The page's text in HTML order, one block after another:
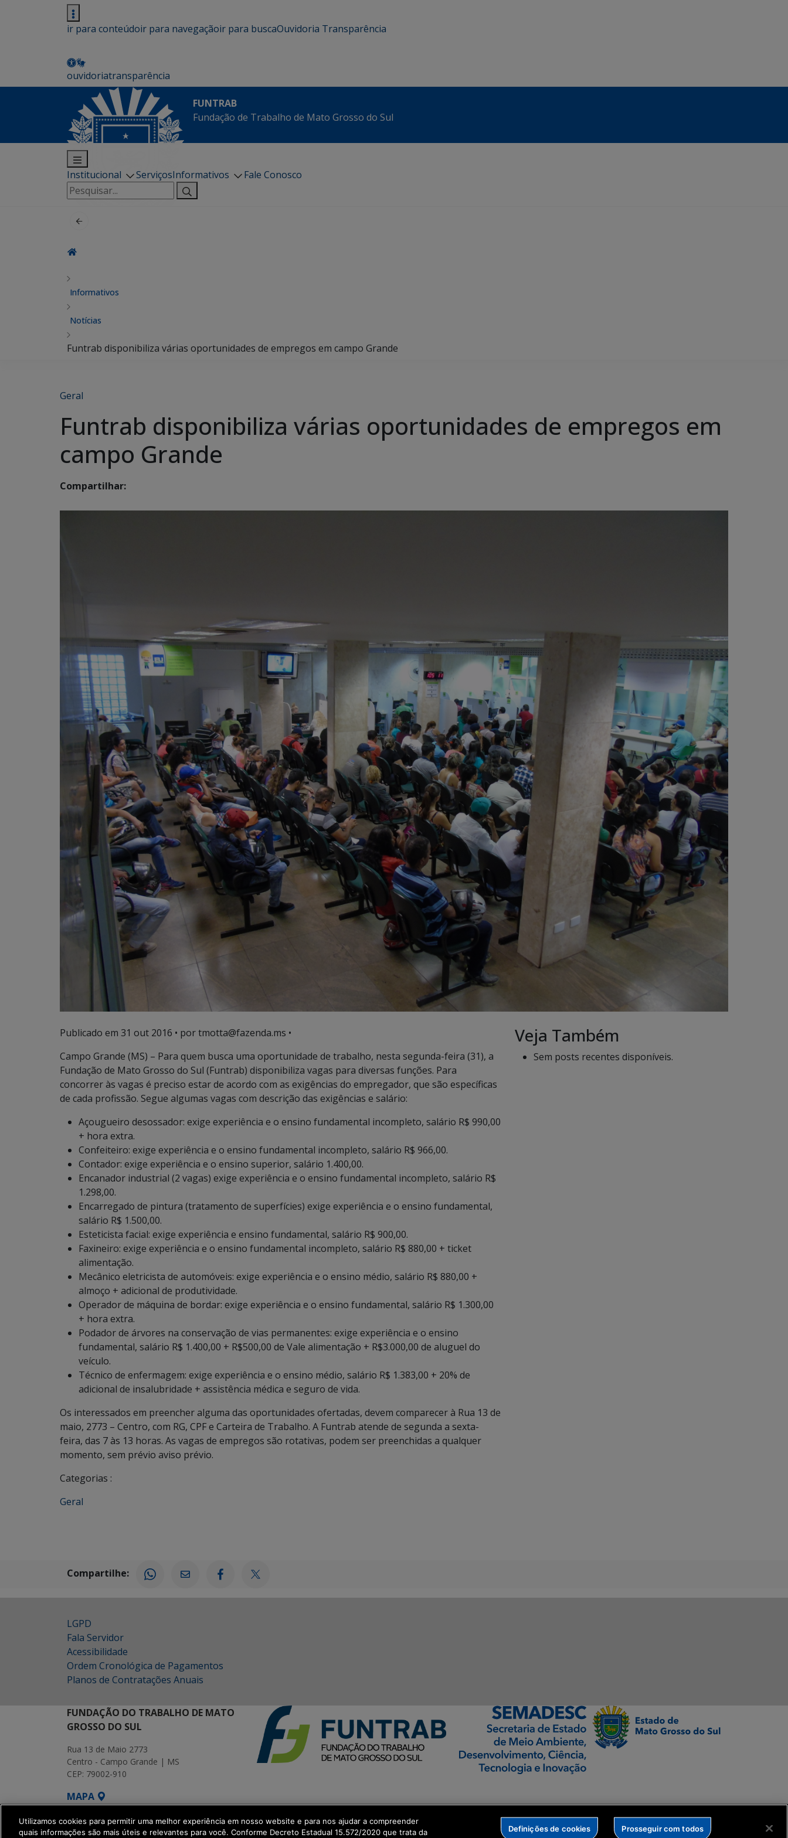
ir para conteúdoir para navegaçãoir para buscaOuvidoria Transparência
ouvidoriatransparência
FUNTRAB
Fundação de Trabalho de Mato Grosso do Sul
Institucional ServiçosInformativos
Fale Conosco
Pesquisar
por:
Informativos
Notícias
Funtrab disponibiliza várias oportunidades de empregos em campo Grande
Geral
Funtrab disponibiliza várias oportunidades de empregos em
campo Grande
Compartilhar:
Publicado em 31 out 2016 • por tmotta@fazenda.ms •
Campo Grande (MS) – Para quem busca uma oportunidade de trabalho, nesta segunda-feira (31), a
Fundação de Mato Grosso do Sul (Funtrab) disponibiliza vagas para diversas funções. Para
concorrer às vagas é preciso estar de acordo com as exigências do empregador, que são específicas
de cada profissão. Segue algumas vagas com descrição das exigências e salário:
Açougueiro desossador: exige experiência e o ensino fundamental incompleto, salário R$ 990,00
+ hora extra.
Confeiteiro: exige experiência e o ensino fundamental incompleto, salário R$ 966,00.
Contador: exige experiência e o ensino superior, salário 1.400,00.
Encanador industrial (2 vagas) exige experiência e o ensino fundamental incompleto, salário R$
1.298,00.
Encarregado de pintura (tratamento de superfícies) exige experiência e o ensino fundamental,
salário R$ 1.500,00.
Esteticista facial: exige experiência e ensino fundamental, salário R$ 900,00.
Faxineiro: exige experiência e o ensino fundamental incompleto, salário R$ 880,00 + ticket
alimentação.
Mecânico eletricista de automóveis: exige experiência e o ensino médio, salário R$ 880,00 +
almoço + adicional de produtividade.
Operador de máquina de bordar: exige experiência e o ensino fundamental, salário R$ 1.300,00
+ hora extra.
Podador de árvores na conservação de vias permanentes: exige experiência e o ensino
fundamental, salário R$ 1.400,00 + R$500,00 de Vale alimentação + R$3.000,00 de aluguel do
veículo.
Técnico de enfermagem: exige experiência e o ensino médio, salário R$ 1.383,00 + 20% de
adicional de insalubridade + assistência médica e seguro de vida.
Os interessados em preencher alguma das oportunidades ofertadas, devem comparecer à Rua 13 de
maio, 2773 – Centro, com RG, CPF e Carteira de Trabalho. A Funtrab atende de segunda a sexta-
feira, das 7 às 13 horas. As vagas de empregos são rotativas, podem ser preenchidas a qualquer
momento, sem prévio aviso prévio.
Categorias :
Geral
Veja Também
Sem posts recentes disponíveis.
Compartilhe:
LGPD
Fala Servidor
Acessibilidade
Ordem Cronológica de Pagamentos
Planos de Contratações Anuais
FUNDAÇÃO DO TRABALHO DE MATO
GROSSO DO SUL
Rua 13 de Maio 2773
Centro - Campo Grande | MS
CEP: 79002-910
MAPA
SETDIG | Secretaria-Executiva de Transformação Digital
Utilizamos cookies para permitir uma melhor experiência em nosso website e para nos ajudar a compreender
quais informações são mais úteis e relevantes para você. Conforme Decreto Estadual 15.572/2020 que trata da
Definições de cookies Prosseguir com todos